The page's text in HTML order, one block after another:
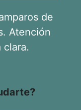
de
Atención
clara.